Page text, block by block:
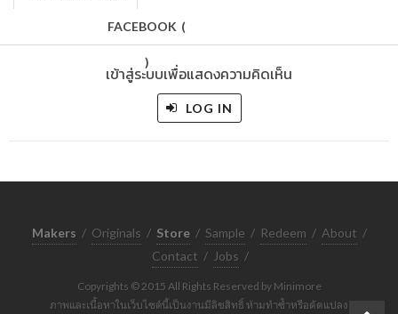
FACEBOOK (
)
เข้าสู่ระบบเพื่อแสดงความคิดเห็น
LOG IN
Makers / Originals / Store / Sample / Redeem / About /
Contact / Jobs /
Copyrights © 2015 All Rights Reserved by Minimore
ภาพและเนื้อหาในเว็บไซต์นี้เป็นงานมีลิขสิทธิ์ ห้ามทำซ้ำหรือดัดแปลง